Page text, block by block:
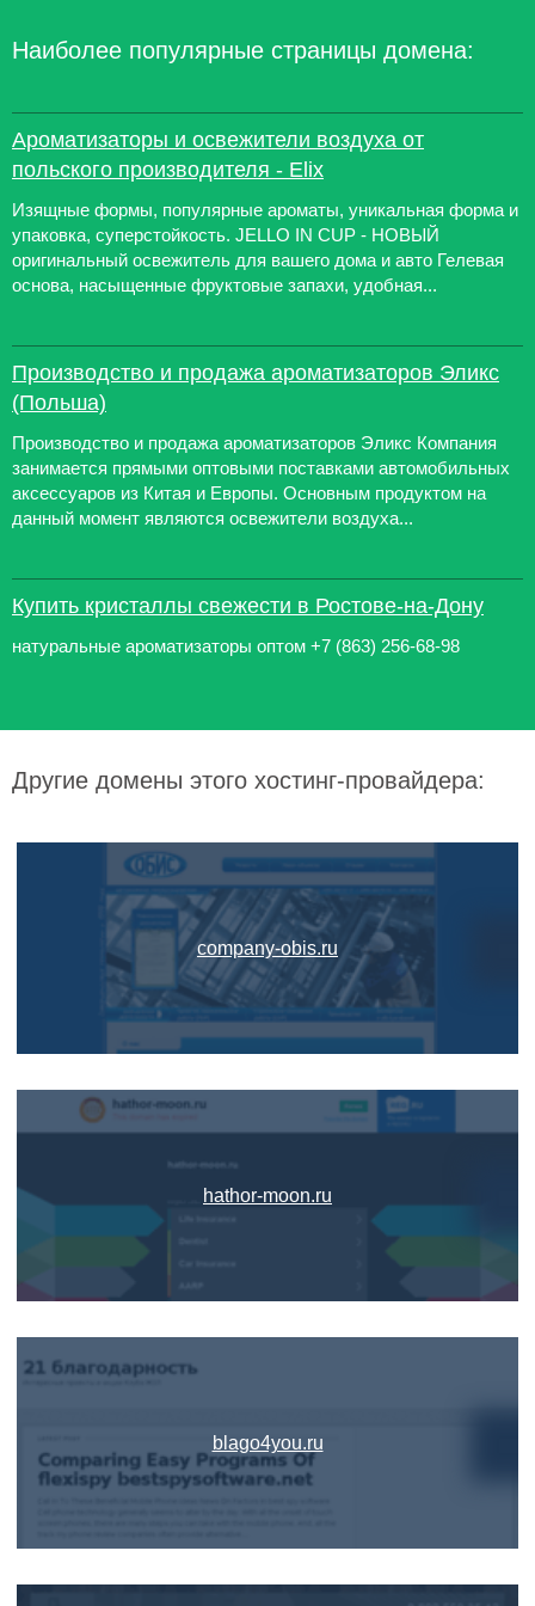
Наиболее популярные страницы домена:
Ароматизаторы и освежители воздуха от
польского производителя - Elix
Изящные формы, популярные ароматы, уникальная форма и
упаковка, суперстойкость. JELLO IN CUP - НОВЫЙ
оригинальный освежитель для вашего дома и авто Гелевая
основа, насыщенные фруктовые запахи, удобная...
Производство и продажа ароматизаторов Эликс
(Польша)
Производство и продажа ароматизаторов Эликс Компания
занимается прямыми оптовыми поставками автомобильных
аксессуаров из Китая и Европы. Основным продуктом на
данный момент являются освежители воздуха...
Купить кристаллы свежести в Ростове-на-Дону
натуральные ароматизаторы оптом +7 (863) 256-68-98
Другие домены этого хостинг-провайдера:
company-obis.ru
hathor-moon.ru
blago4you.ru